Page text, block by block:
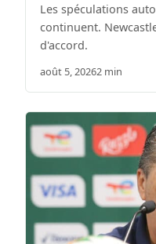
Les spéculations
continuent.
d'accord.
août 5, 20262 min